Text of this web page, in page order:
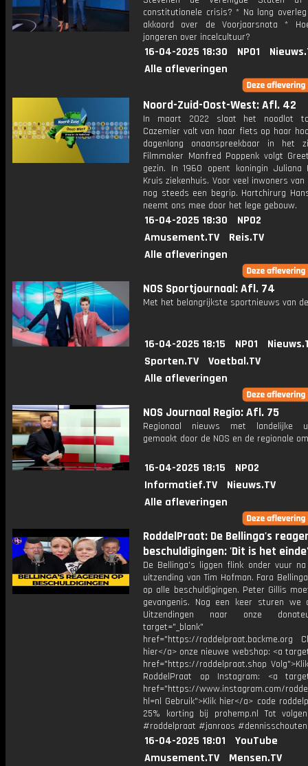
constitutionele crisis? * Na lang
akkoord over de Voorjaarsnota *
jongeren over incelcultuur?
16-04-2025 18:30 NPO1
Alle afleveringen
Noord-Zuid-Oost-West: Afl. 42
In maart 2022 slaat het noodlot
Cazemier valt van haar fiets op haar
dagenlang onaanspreekbaar in het
Filmmaker Manfred Poppenk volgt
gezin. In 1960 opent koningin Juliana
Kruis ziekenhuis. Voor veel inwoners van
nog steeds een begrip. Hartchirurg
neemt ons mee door het lege gebouw.
16-04-2025 18:30
NPO2
Amusement.TV
Reis.TV
Alle afleveringen
NOS Sportjournaal: Afl. 74
Met het belangrijkste sportnieuws van
16-04-2025 18:15 NPO1
Sporten.TV
Voetbal.TV
Alle afleveringen
NOS Journaal Regio: Afl. 75
Regionaal nieuws met landelijke
gemaakt door de NOS en de regionale
16-04-2025 18:15
NPO2
Informatief.TV
Nieuws.TV
Alle afleveringen
RoddelPraat: De Bellinga's
beschuldigingen: 'Dit is het einde'
De Bellinga's liggen flink onder vuur na
uitzending van Tim Hofman. Fara
op alle beschuldigingen. Peter Gillis
gevangenis. Nog een keer sturen we
Uitzendingen naar onze
target="_blank"
href="https://roddelpraat.backme.org
hier</a> onze nieuwe webshop: <a
href="https://roddelpraat.shop
RoddelPraat op Instagram: <a
href="https://www.instagram.com/
hl=nl Gebruik">Klik hier</a> code
25% korting bij prohemp.nl Tot
#roddelpraat #janroos #dennisschouten
16-04-2025 18:01
YouTube
Amusement.TV
Mensen.TV